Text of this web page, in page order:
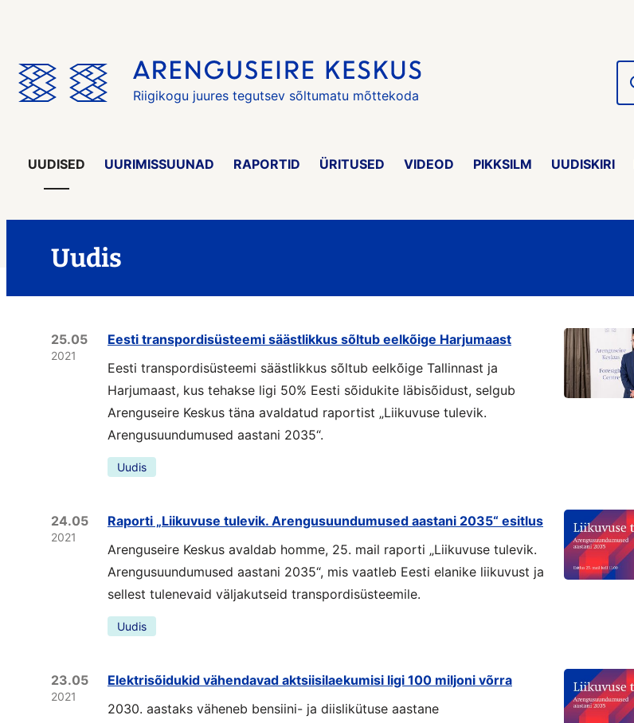
Riigikogu juures tegutsev sõltumatu mõttekoda
Otsi
UUDISED UURIMISSUUNAD RAPORTID ÜRITUSED VIDEOD PIKKSILM UUDISKIRI
Uudis
25.05
2021
Eesti transpordisüsteemi säästlikkus sõltub eelkõige Harjumaast
Eesti transpordisüsteemi säästlikkus sõltub eelkõige Tallinnast ja
Harjumaast, kus tehakse ligi 50% Eesti sõidukite läbisõidust, selgub
Arenguseire Keskus täna avaldatud raportist „Liikuvuse tulevik.
Arengusuundumused aastani 2035“.
Uudis
24.05
2021
Raporti „Liikuvuse tulevik. Arengusuundumused aastani 2035“ esitlus
Arenguseire Keskus avaldab homme, 25. mail raporti „Liikuvuse tulevik.
Arengusuundumused aastani 2035“, mis vaatleb Eesti elanike liikuvust ja
sellest tulenevaid väljakutseid transpordisüsteemile.
Uudis
23.05
2021
Elektrisõidukid vähendavad aktsiisilaekumisi ligi 100 miljoni võrra
2030. aastaks väheneb bensiini- ja diislikütuse aastane